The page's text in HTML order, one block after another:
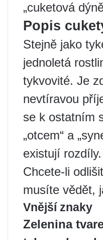
„cuketová
Popis
Stejně jako
jednoletá
tykvovité. Je
nevtíravou
se k ostatním
„otcem“ a
existují rozdíly.
Chcete-li
musíte vědět,
Vnější znaky
Zelenina